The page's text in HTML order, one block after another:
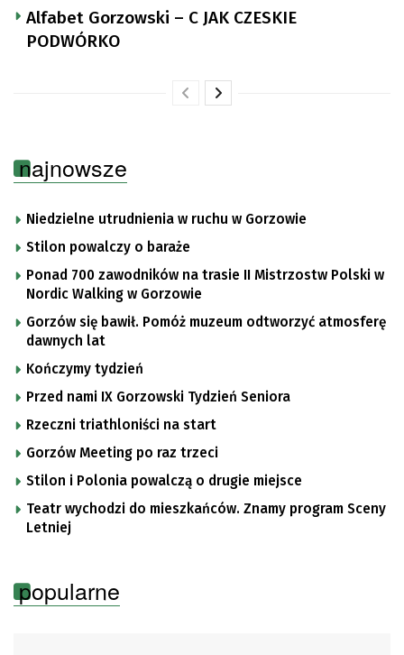
Alfabet Gorzowski – C JAK CZESKIE
PODWÓRKO
najnowsze
Niedzielne utrudnienia w ruchu w Gorzowie
Stilon powalczy o baraże
Ponad 700 zawodników na trasie II Mistrzostw Polski w
Nordic Walking w Gorzowie
Gorzów się bawił. Pomóż muzeum odtworzyć atmosferę
dawnych lat
Kończymy tydzień
Przed nami IX Gorzowski Tydzień Seniora
Rzeczni triathloniści na start
Gorzów Meeting po raz trzeci
Stilon i Polonia powalczą o drugie miejsce
Teatr wychodzi do mieszkańców. Znamy program Sceny
Letniej
popularne